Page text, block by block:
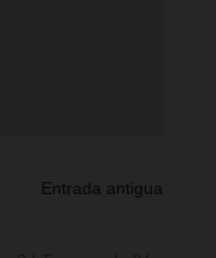
Entrada antigua